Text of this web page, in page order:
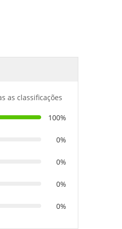
as classificações
100%
0%
0%
0%
0%